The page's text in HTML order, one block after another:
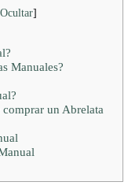
Ocultar]
Manuales?
comprar un Abrelata